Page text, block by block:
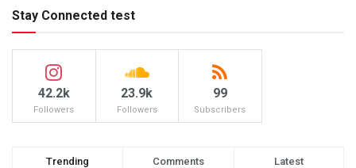
Stay Connected test
42.2k
Followers
23.9k
Followers
99
Subscribers
Trending Comments Latest